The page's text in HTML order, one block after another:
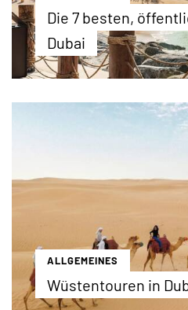
Die 7 besten,
Dubai
Auf einer Küstenlänge von
Dubai jede Menge Sand,
bestens ausgestattet sind
sportlichen und
...mehr erfahren
ALLGEMEINES
Wüstentouren in